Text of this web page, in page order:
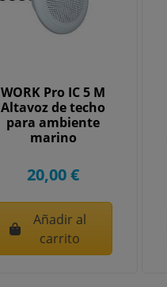
WORK Pro IC 5 M
Altavoz de techo
para ambiente
marino
20,00 €
Añadir al
carrito